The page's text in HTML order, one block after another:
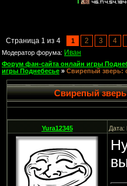
Страница 1 из 4 1 2 3 4
Модератор форума: Иван
Форум фан-сайта онлайн игры
игры Поднебесье » Свирепый зверь:
Свирепый
Yura12345 Дата: